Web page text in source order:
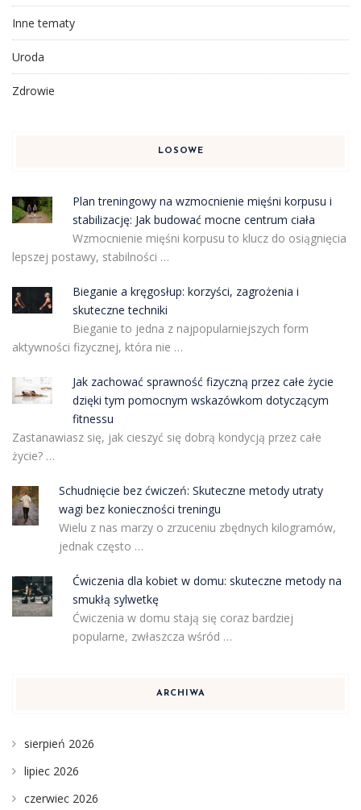
Inne tematy
Uroda
Zdrowie
LOSOWE
Plan treningowy na wzmocnienie mięśni korpusu i
stabilizację: Jak budować mocne centrum ciała
Wzmocnienie mięśni korpusu to klucz do osiągnięcia
lepszej postawy, stabilności …
Bieganie a kręgosłup: korzyści, zagrożenia i
skuteczne techniki
Bieganie to jedna z najpopularniejszych form
aktywności fizycznej, która nie …
Jak zachować sprawność fizyczną przez całe życie
dzięki tym pomocnym wskazówkom dotyczącym
fitnessu
Zastanawiasz się, jak cieszyć się dobrą kondycją przez całe
życie? …
Schudnięcie bez ćwiczeń: Skuteczne metody utraty
wagi bez konieczności treningu
Wielu z nas marzy o zrzuceniu zbędnych kilogramów,
jednak często …
Ćwiczenia dla kobiet w domu: skuteczne metody na
smukłą sylwetkę
Ćwiczenia w domu stają się coraz bardziej
popularne, zwłaszcza wśród …
ARCHIWA
sierpień 2026
lipiec 2026
czerwiec 2026